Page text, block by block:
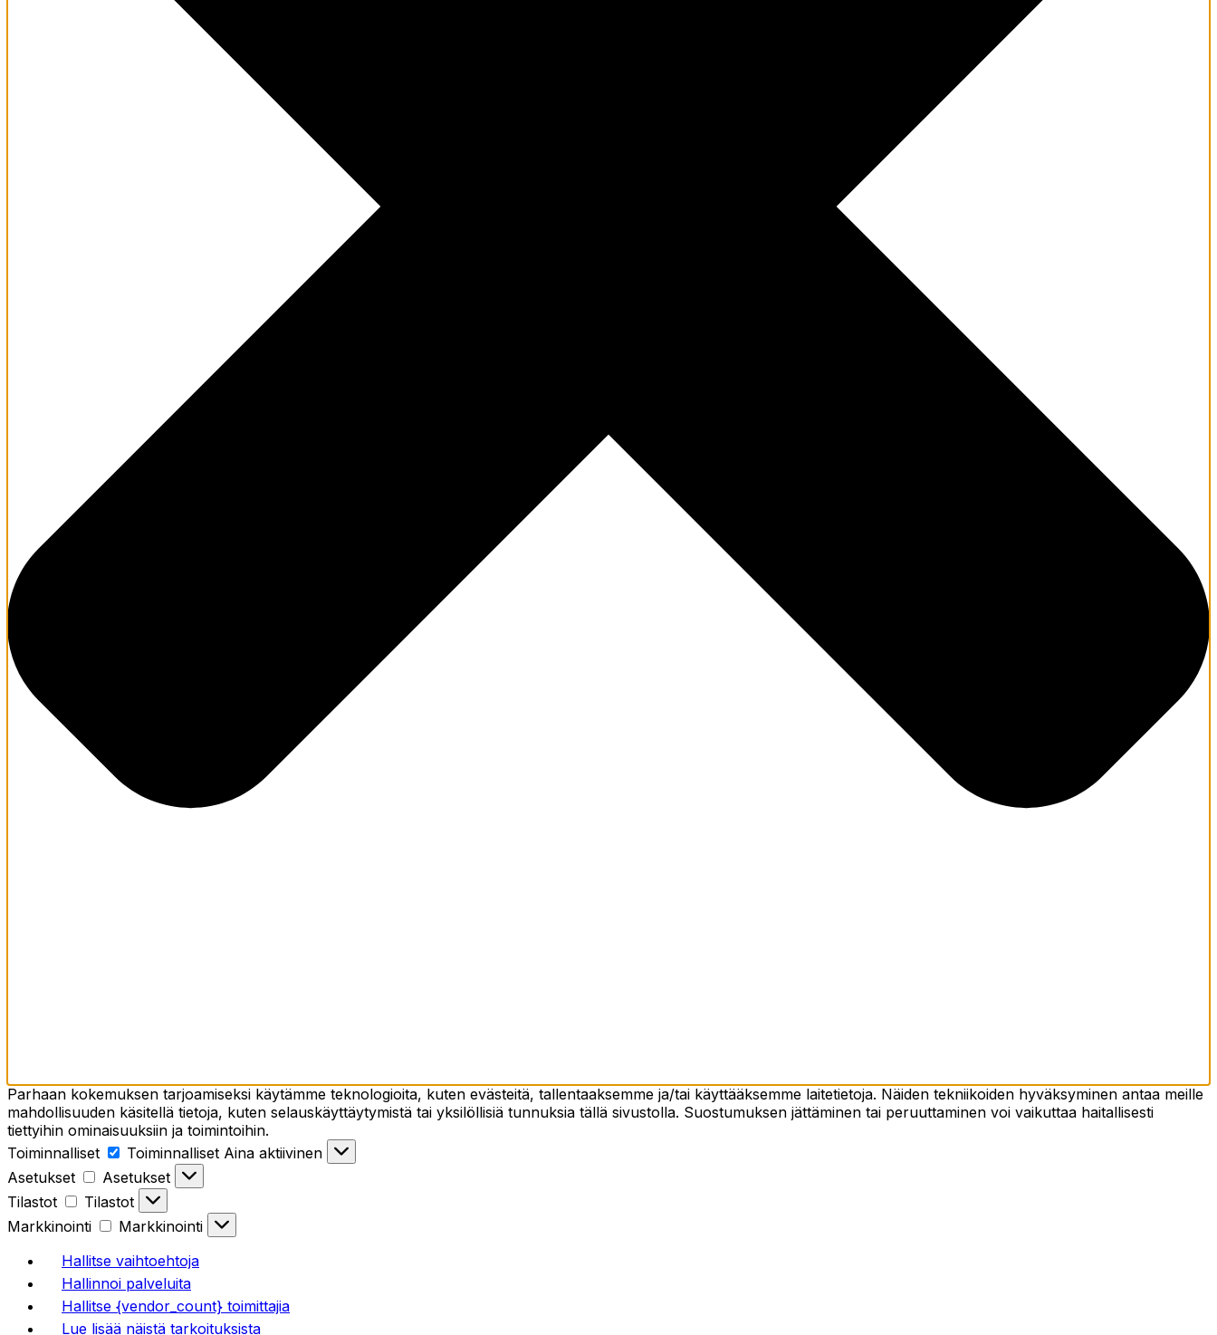
Parhaan kokemuksen tarjoamiseksi käytämme teknologioita, kuten evästeitä, tallentaaksemme ja/tai käyttääksemme laitetietoja. Näiden tekniikoiden hyväksyminen antaa meille
mahdollisuuden käsitellä tietoja, kuten selauskäyttäytymistä tai yksilöllisiä tunnuksia tällä sivustolla. Suostumuksen jättäminen tai peruuttaminen voi vaikuttaa haitallisesti
tiettyihin ominaisuuksiin ja toimintoihin.
Toiminnalliset
Toiminnalliset Aina aktiivinen
Asetukset
Asetukset
Tilastot
Tilastot
Markkinointi
Markkinointi
Hallitse vaihtoehtoja
Hallinnoi palveluita
Hallitse {vendor_count} toimittajia
Lue lisää näistä tarkoituksista